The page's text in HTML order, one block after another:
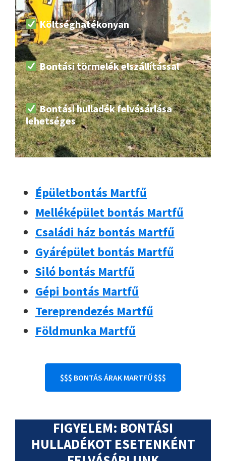
Költséghatékonyan
Bontási törmelék elszállítással
Bontási hulladék felvásárlása
lehetséges
Épületbontás Martfű
Melléképület bontás Martfű
Családi ház bontás Martfű
Gyárépület bontás Martfű
Siló bontás Martfű
Gépi bontás Martfű
Tereprendezés Martfű
Földmunka Martfű
$$$ BONTÁS ÁRAK MARTFŰ $$$
FIGYELEM: BONTÁSI
HULLADÉKOT ESETENKÉNT